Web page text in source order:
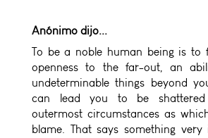
Anónimo dijo...
To be a noble human being is to
openness to the far-out, an
undeterminable things beyond
can lead you to be shattered
outermost circumstances as
blame. That says something very